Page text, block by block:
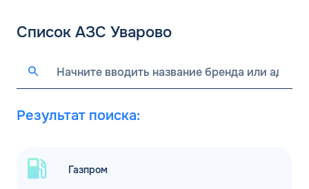
Список АЗС Уварово
Результат поиска:
Газпром